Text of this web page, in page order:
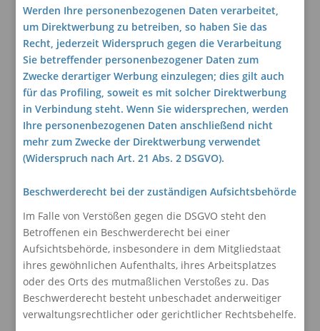
Werden Ihre personenbezogenen Daten verarbeitet,
um Direktwerbung zu betreiben, so haben Sie das
Recht, jederzeit Widerspruch gegen die Verarbeitung
Sie betreffender personenbezogener Daten zum
Zwecke derartiger Werbung einzulegen; dies gilt auch
für das Profiling, soweit es mit solcher Direktwerbung
in Verbindung steht. Wenn Sie widersprechen, werden
Ihre personenbezogenen Daten anschließend nicht
mehr zum Zwecke der Direktwerbung verwendet
(Widerspruch nach Art. 21 Abs. 2 DSGVO).
Beschwerderecht bei der zuständigen Aufsichtsbehörde
Im Falle von Verstößen gegen die DSGVO steht den
Betroffenen ein Beschwerderecht bei einer
Aufsichtsbehörde, insbesondere in dem Mitgliedstaat
ihres gewöhnlichen Aufenthalts, ihres Arbeitsplatzes
oder des Orts des mutmaßlichen Verstoßes zu. Das
Beschwerderecht besteht unbeschadet anderweitiger
verwaltungsrechtlicher oder gerichtlicher Rechtsbehelfe.